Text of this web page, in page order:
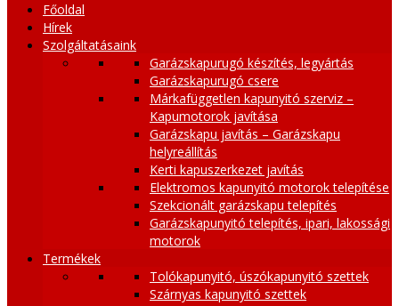
Főoldal
Hírek
Szolgáltatásaink
Garázskapurugó készítés, legyártás
Garázskapurugó csere
Márkafüggetlen kapunyitó szerviz –
Kapumotorok javítása
Garázskapu javítás – Garázskapu
helyreállítás
Kerti kapuszerkezet javítás
Elektromos kapunyitó motorok telepítése
Szekcionált garázskapu telepítés
Garázskapunyitó telepítés, ipari, lakossági
motorok
Termékek
Tolókapunyitó, úszókapunyitó szettek
Szárnyas kapunyitó szettek